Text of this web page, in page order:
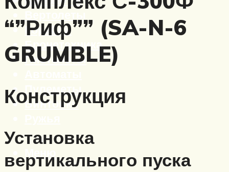
Корабли
Бронетехника
Пистолеты
Пулеметы
Винтовки
“”Риф”” (SA-N-6
GRUMBLE)
Конструкция
Установка
вертикального пуска